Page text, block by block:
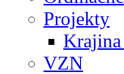
Projekty
VZN